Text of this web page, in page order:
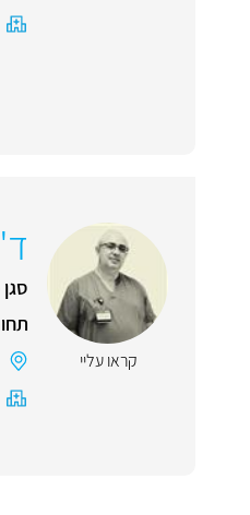
קראו עליי